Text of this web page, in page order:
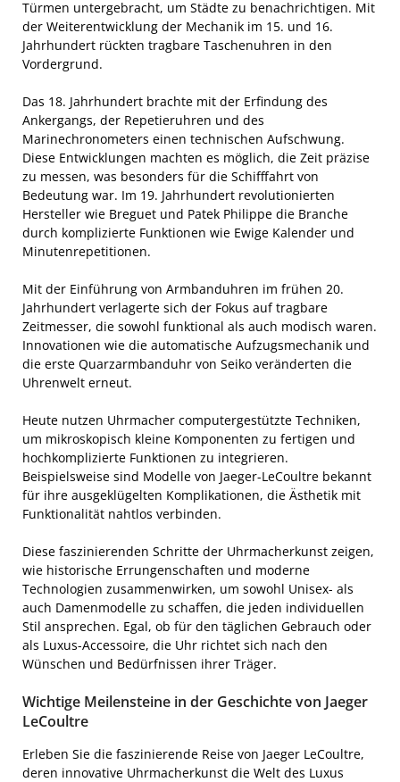
Türmen untergebracht, um Städte zu benachrichtigen. Mit
der Weiterentwicklung der Mechanik im 15. und 16.
Jahrhundert rückten tragbare Taschenuhren in den
Vordergrund.
Das 18. Jahrhundert brachte mit der Erfindung des
Ankergangs, der Repetieruhren und des
Marinechronometers einen technischen Aufschwung.
Diese Entwicklungen machten es möglich, die Zeit präzise
zu messen, was besonders für die Schifffahrt von
Bedeutung war. Im 19. Jahrhundert revolutionierten
Hersteller wie Breguet und Patek Philippe die Branche
durch komplizierte Funktionen wie Ewige Kalender und
Minutenrepetitionen.
Mit der Einführung von Armbanduhren im frühen 20.
Jahrhundert verlagerte sich der Fokus auf tragbare
Zeitmesser, die sowohl funktional als auch modisch waren.
Innovationen wie die automatische Aufzugsmechanik und
die erste Quarzarmbanduhr von Seiko veränderten die
Uhrenwelt erneut.
Heute nutzen Uhrmacher computergestützte Techniken,
um mikroskopisch kleine Komponenten zu fertigen und
hochkomplizierte Funktionen zu integrieren.
Beispielsweise sind Modelle von Jaeger-LeCoultre bekannt
für ihre ausgeklügelten Komplikationen, die Ästhetik mit
Funktionalität nahtlos verbinden.
Diese faszinierenden Schritte der Uhrmacherkunst zeigen,
wie historische Errungenschaften und moderne
Technologien zusammenwirken, um sowohl Unisex- als
auch Damenmodelle zu schaffen, die jeden individuellen
Stil ansprechen. Egal, ob für den täglichen Gebrauch oder
als Luxus-Accessoire, die Uhr richtet sich nach den
Wünschen und Bedürfnissen ihrer Träger.
Wichtige Meilensteine in der Geschichte von Jaeger
LeCoultre
Erleben Sie die faszinierende Reise von Jaeger LeCoultre,
deren innovative Uhrmacherkunst die Welt des Luxus